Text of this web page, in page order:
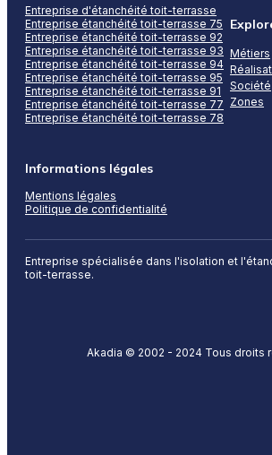
Entreprise spécialisée dans l'isolation et
toit-terrasse.
Entreprise d'étanchéité toit-terrasse
Entreprise étanchéité toit-terrasse 75
Entreprise étanchéité toit-terrasse 92
Entreprise étanchéité toit-terrasse 93
Entreprise étanchéité toit-terrasse 94
Entreprise étanchéité toit-terrasse 95
Entreprise étanchéité toit-terrasse 91
Entreprise étanchéité toit-terrasse 77
Entreprise étanchéité toit-terrasse 78
Métiers
Société
Zones
Informations légales
Mentions légales
Politique de confidentialité
Akadia © 2002 - 2024 Tous droits